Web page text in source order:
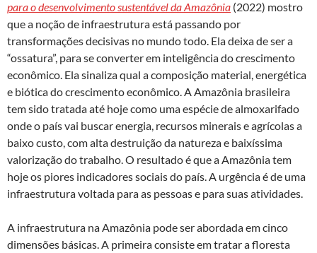
para o desenvolvimento sustentável da Amazônia (2022) mostro
que a noção de infraestrutura está passando por
transformações decisivas no mundo todo. Ela deixa de ser a
“ossatura”, para se converter em inteligência do crescimento
econômico. Ela sinaliza qual a composição material, energética
e biótica do crescimento econômico. A Amazônia brasileira
tem sido tratada até hoje como uma espécie de almoxarifado
onde o país vai buscar energia, recursos minerais e agrícolas a
baixo custo, com alta destruição da natureza e baixíssima
valorização do trabalho. O resultado é que a Amazônia tem
hoje os piores indicadores sociais do país. A urgência é de uma
infraestrutura voltada para as pessoas e para suas atividades.
A infraestrutura na Amazônia pode ser abordada em cinco
dimensões básicas. A primeira consiste em tratar a floresta